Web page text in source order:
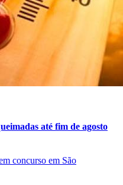
até fim de agosto